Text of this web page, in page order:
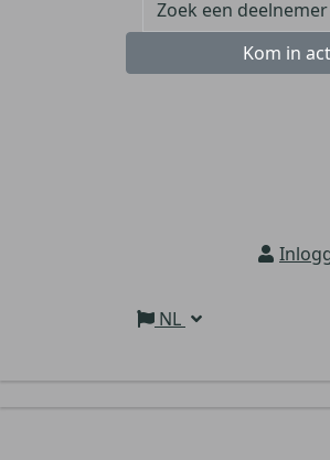
Kom in
NL